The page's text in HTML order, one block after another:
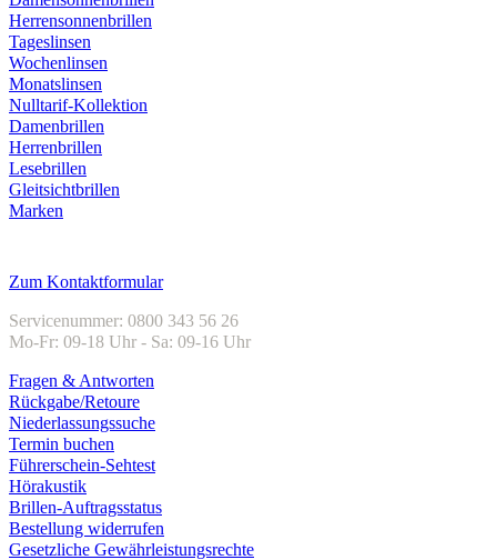
Herrensonnenbrillen
Tageslinsen
Wochenlinsen
Monatslinsen
Nulltarif-Kollektion
Damenbrillen
Herrenbrillen
Lesebrillen
Gleitsichtbrillen
Marken
Zum Kontaktformular
Servicenummer: 0800 343 56 26
Mo-Fr: 09-18 Uhr - Sa: 09-16 Uhr
Fragen & Antworten
Rückgabe/Retoure
Niederlassungssuche
Termin buchen
Führerschein-Sehtest
Hörakustik
Brillen-Auftragsstatus
Bestellung widerrufen
Gesetzliche Gewährleistungsrechte